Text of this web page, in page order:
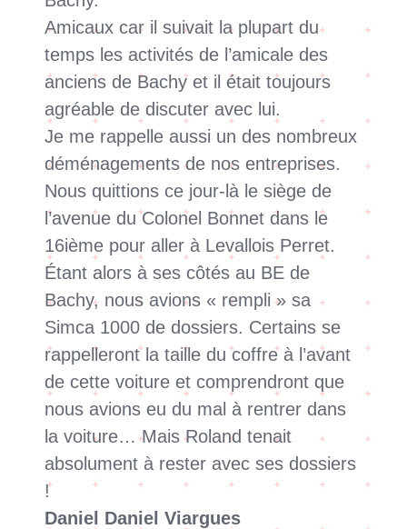
Amicaux car il suivait la plupart du
temps les activités de l’amicale des
anciens de Bachy et il était toujours
agréable de discuter avec lui.
Je me rappelle aussi un des nombreux
déménagements de nos entreprises.
Nous quittions ce jour-là le siège de
l’avenue du Colonel Bonnet dans le
16ième pour aller à Levallois Perret.
Étant alors à ses côtés au BE de
Bachy, nous avions « rempli » sa
Simca 1000 de dossiers. Certains se
rappelleront la taille du coffre à l’avant
de cette voiture et comprendront que
nous avions eu du mal à rentrer dans
la voiture… Mais Roland tenait
absolument à rester avec ses dossiers
!
Daniel Daniel Viargues